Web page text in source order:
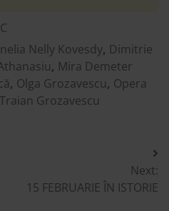
Nelly Kovesdy, Dimitrie
, Mira Demeter
, Olga Grozavescu, Opera
Traian Grozavescu
Next:
15 FEBRUARIE ÎN ISTORIE